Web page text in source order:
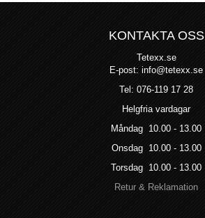
KONTAKTA OSS
Tetexx.se
E-post: info@tetexx.se
Tel: 076-119 17 28
Helgfria vardagar
Måndag 10.00 - 13.00
Onsdag 10.00 - 13.00
Torsdag 10.00 - 13.00
Retur & Reklamation